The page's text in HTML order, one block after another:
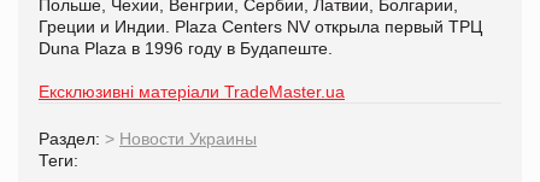
Польше, Чехии, Венгрии, Сербии, Латвии, Болгарии,
Греции и Индии. Plaza Centers NV открыла первый ТРЦ
Duna Plaza в 1996 году в Будапеште.
Ексклюзивні матеріали TradeMaster.ua
Раздел: > Новости Украины
Теги: